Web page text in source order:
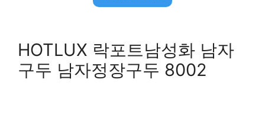
HOTLUX 락포트남성화 남자
구두 남자정장구두 8002